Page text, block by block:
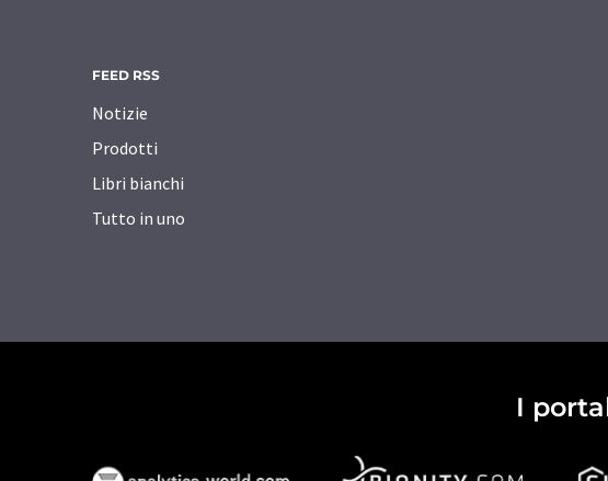
FEED RSS
Notizie
Prodotti
Libri bianchi
Tutto in uno
I